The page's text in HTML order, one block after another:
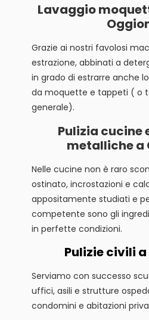
Lavaggio
Grazie ai nostri favolosi
estrazione, abbinati a
in grado di estrarre anche
da moquette e tappeti ( o
generale).
Pulizia cucine
metalliche a
Nelle cucine non è raro
ostinato, incrostazioni e
appositamente studiati e
competente sono gli
in perfette condizioni.
Pulizie civili
Serviamo con successo
uffici, asili e strutture
condomini e abitazioni